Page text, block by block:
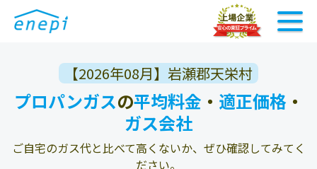
【2026年08月】岩瀬郡天栄村
プロパンガスの平均料金 ・ 適正価格 ・
ガス会社
ご自宅のガス代と比べて高くないか、ぜひ確認してみてく
ださい。